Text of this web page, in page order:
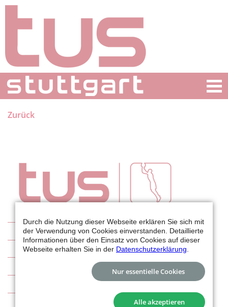
Zurück
Basketball
Abteilung
Durch die Nutzung dieser Webseite erklären Sie sich mit
der Verwendung von Cookies einverstanden. Detaillierte
Informationen über den Einsatz von Cookies auf dieser
Webseite erhalten Sie in der Datenschutzerklärung
Nur essentielle Cookies
Alle akzeptieren